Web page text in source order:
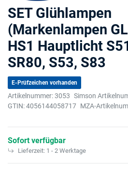
SET Glühlampen
(Markenlampen
HS1 Hauptlicht
SR80, S53, S83
E-Prüfzeichen vorhanden
Artikelnummer:3053 Simson
GTIN:4056144058717 MZA-
Sofort verfügbar
Lieferzeit: 1 - 2 Werktage